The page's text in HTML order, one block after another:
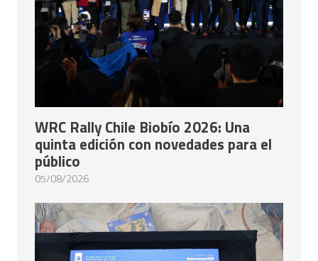
WRC Rally Chile Biobío 2026: Una
quinta edición con novedades para el
público
05/08/2026